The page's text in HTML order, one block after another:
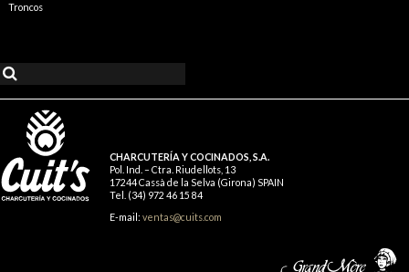
Troncos
CHARCUTERÍA Y COCINADOS, S.A.
Pol. Ind. – Ctra. Riudellots, 13
17244 Cassà de la Selva (Girona) SPAIN
Tel. (34) 972 46 15 84
E-mail: ventas@cuits.com